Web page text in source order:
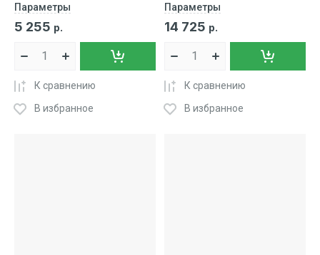
Параметры
5 255 р.
К сравнению
В избранное
Параметры
14 725 р.
К сравнению
В избранное